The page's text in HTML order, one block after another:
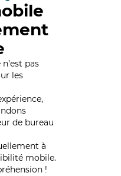
pas
les
de bureau
à
mobile.
!